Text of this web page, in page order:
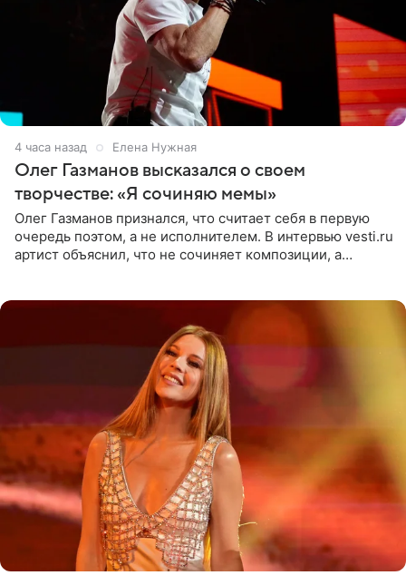
4 часа назад Елена Нужная
Олег Газманов высказался о своем
творчестве: «Я сочиняю мемы»
Олег Газманов признался, что считает себя в первую
очередь поэтом, а не исполнителем. В интервью vesti.ru
артист объяснил, что не сочиняет композиции, а